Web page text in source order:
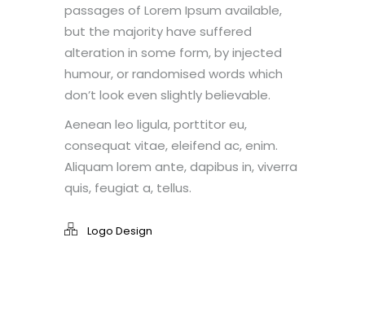
passages of Lorem Ipsum available,
but the majority have suffered
alteration in some form, by injected
humour, or randomised words which
don’t look even slightly believable.
Aenean leo ligula, porttitor eu,
consequat vitae, eleifend ac, enim.
Aliquam lorem ante, dapibus in, viverra
quis, feugiat a, tellus.
Logo Design